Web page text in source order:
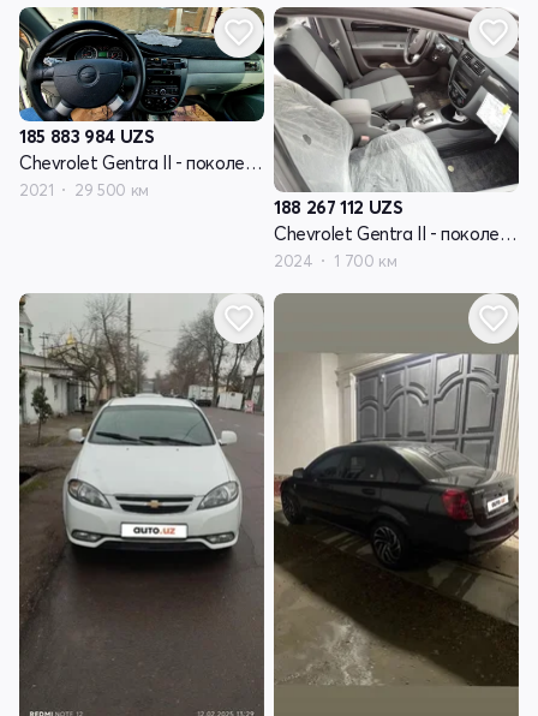
185 883 984 UZS
Chevrolet Gentra II - поколение
2021 29 500 км
188 267 112 UZS
Chevrolet Gentra II - поколение
2024 1 700 км